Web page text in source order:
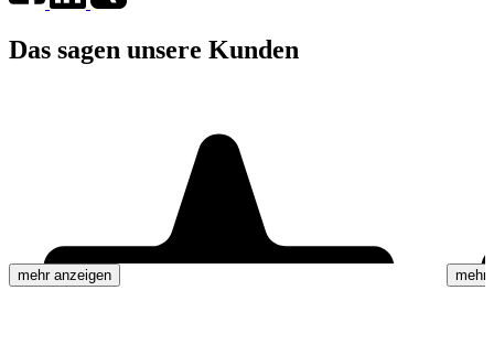
Das sagen unsere Kunden
mehr anzeigen mehr